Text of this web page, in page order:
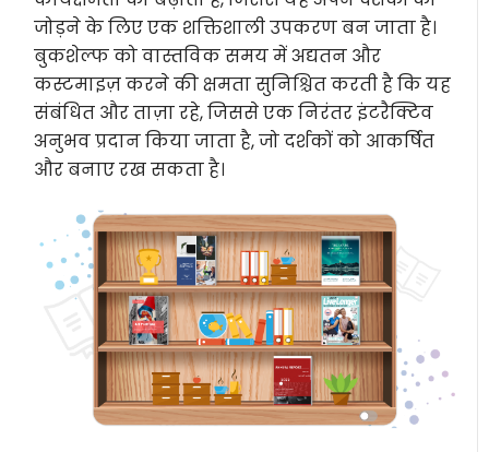
जोड़ने के लिए एक शक्तिशाली उपकरण बन जाता है।
बुकशेल्फ को वास्तविक समय में अद्यतन और
कस्टमाइज़ करने की क्षमता सुनिश्चित करती है कि यह
संबंधित और ताज़ा रहे, जिससे एक निरंतर इंटरैक्टिव
अनुभव प्रदान किया जाता है, जो दर्शकों को आकर्षित
और बनाए रख सकता है।